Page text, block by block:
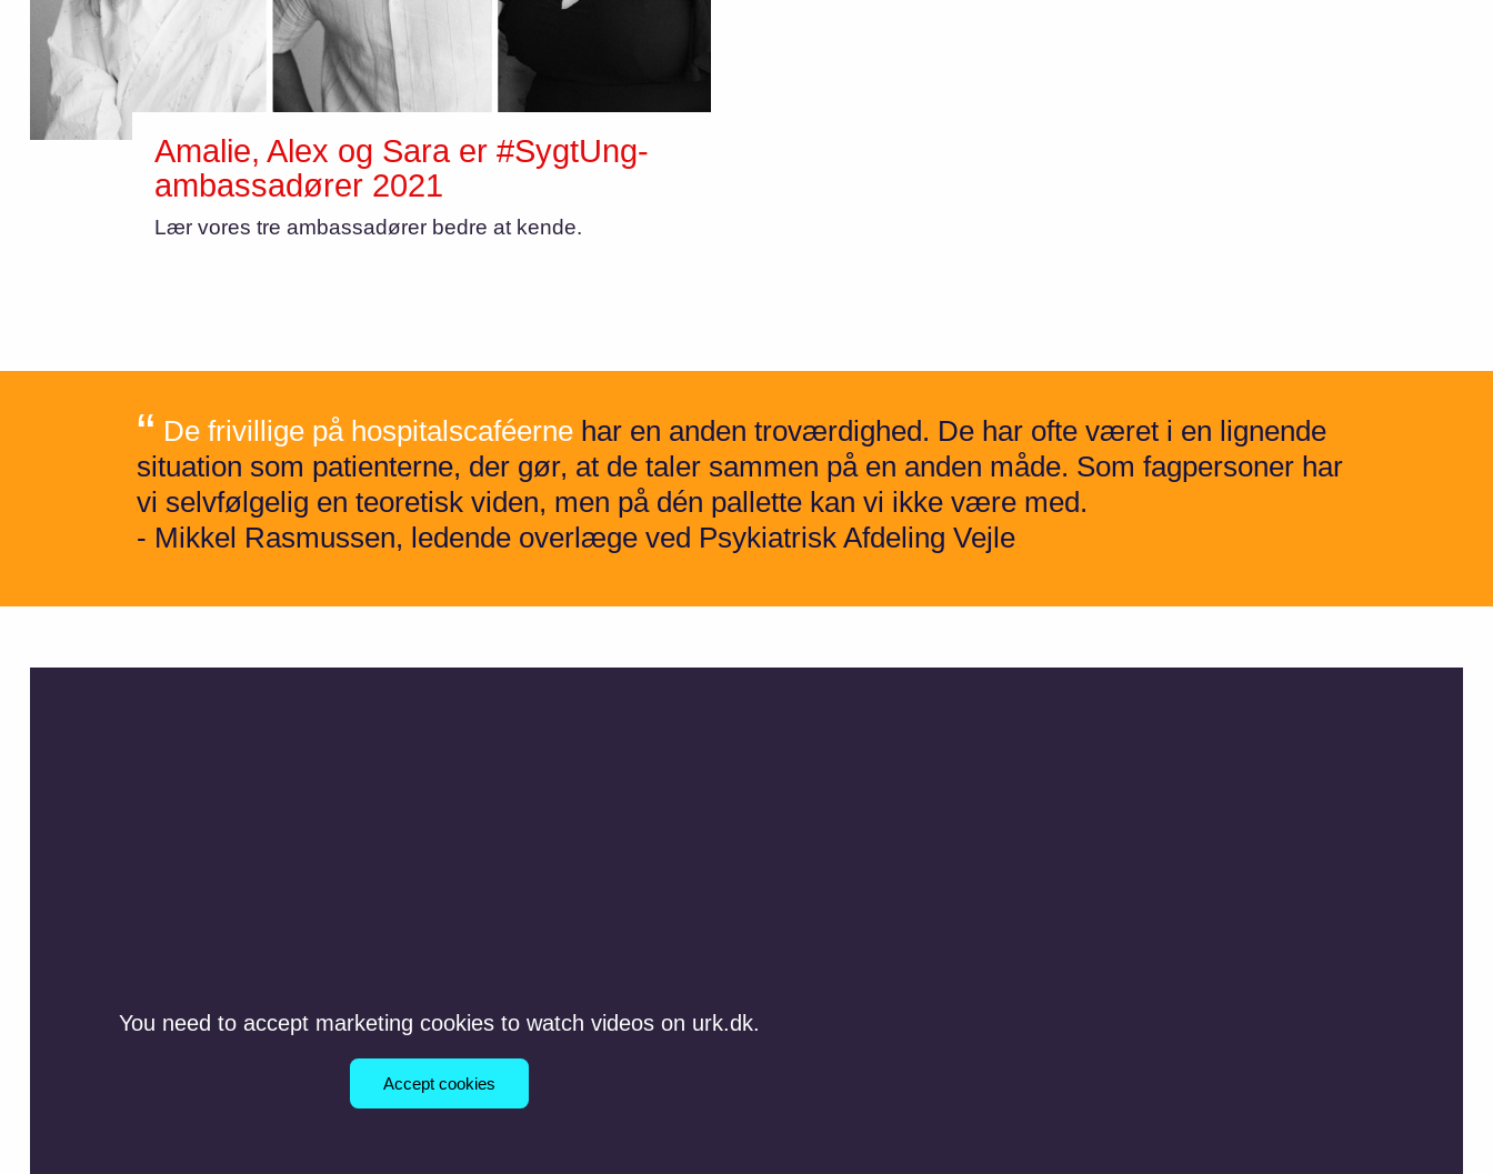
Amalie, Alex og Sara er #SygtUng-
ambassadører 2021
Lær vores tre ambassadører bedre at kende.
De frivillige på hospitalscaféerne har en anden troværdighed. De har ofte været i en lignende
situation som patienterne, der gør, at de taler sammen på en anden måde. Som fagpersoner har
vi selvfølgelig en teoretisk viden, men på dén pallette kan vi ikke være med.
- Mikkel Rasmussen, ledende overlæge ved Psykiatrisk Afdeling Vejle
You need to accept marketing cookies to watch videos on urk.dk.
Accept cookies